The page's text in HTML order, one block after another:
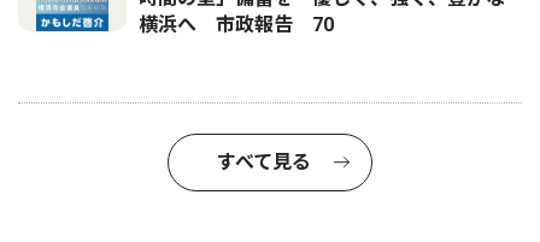
横浜へ 市政報告 70
すべて見る